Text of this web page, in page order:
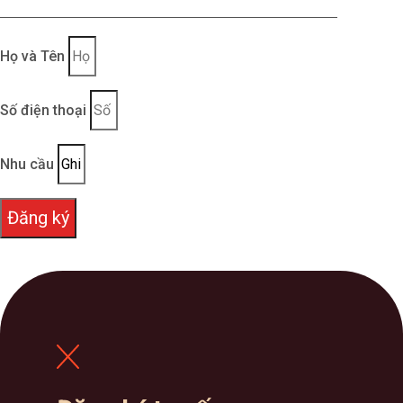
Fennik ngay hôm nay. Với đội ngũ nhân viên có kinh
nghiệm gần 10 năm trong ngành đồng phục, Fennik
chắc chắn sẽ đem đến những sản phẩm đồng
phục chất lượng nhất, giúp nâng tầm thương hiệu
và khẳng định vị thế của doanh nghiệp!
Tham khảo một số mẫu Áo đồng phục polo nam
được yêu thích nhất tại FENNIK:
– Áo đồng phục polo nam Bách hóa Xanh:
https://fennik.vn/ao-phong-dong-phuc/ao-dong-
https://fennik.vn/ao-phong-dong-phuc/ao-dong-
phuc-polo-nam-mercedes-benz/
Họ và Tên
Số điện thoại
Nhu cầu
Đăng ký